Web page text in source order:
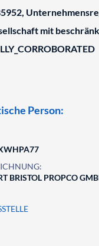
mit
Person:
BRISTOL PROPCO